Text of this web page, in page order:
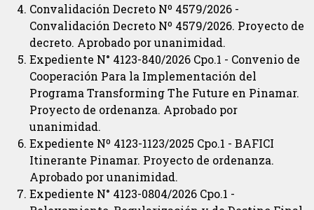
Convalidación Decreto Nº 4579/2026 -
Convalidación Decreto Nº 4579/2026. Proyecto de
decreto. Aprobado por unanimidad.
Expediente N° 4123-840/2026 Cpo.1 - Convenio de
Cooperación Para la Implementación del
Programa Transforming The Future en Pinamar.
Proyecto de ordenanza. Aprobado por
unanimidad.
Expediente Nº 4123-1123/2025 Cpo.1 - BAFICI
Itinerante Pinamar. Proyecto de ordenanza.
Aprobado por unanimidad.
Expediente N° 4123-0804/2026 Cpo.1 -